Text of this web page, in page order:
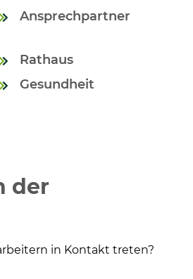
Ansprechpartner
Rathaus
Gesundheit
der
in Kontakt treten?